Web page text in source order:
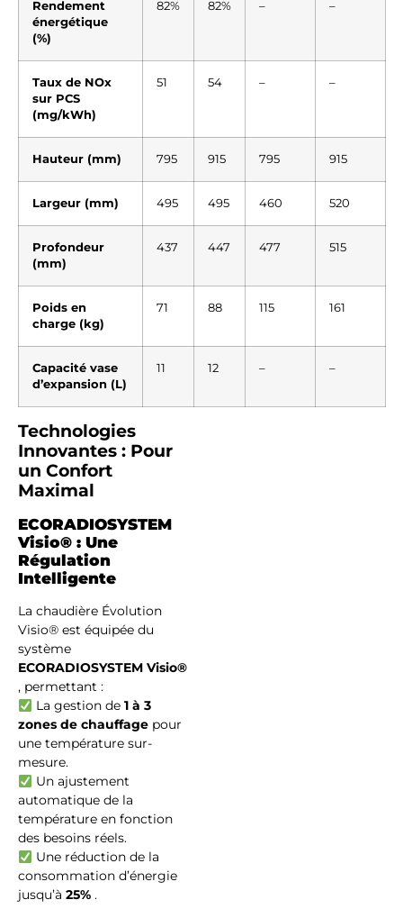
Rendement
énergétique
(%)
82% 82% – –
Taux de NOx
sur PCS
(mg/kWh)
51 54 – –
Hauteur (mm) 795 915 795 915
Largeur (mm) 495 495 460 520
Profondeur
(mm)
437 447 477 515
Poids en
charge (kg)
71 88 115 161
Capacité vase
d’expansion (L)
11 12 – –
Technologies
Innovantes : Pour
un Confort
Maximal
ECORADIOSYSTEM
Visio® : Une
Régulation
Intelligente
La chaudière Évolution
Visio® est équipée du
système
ECORADIOSYSTEM Visio®
, permettant :
La gestion de 1 à 3
zones de chauffage pour
une température sur-
mesure.
Un ajustement
automatique de la
température en fonction
des besoins réels.
Une réduction de la
consommation d’énergie
jusqu’à 25% .